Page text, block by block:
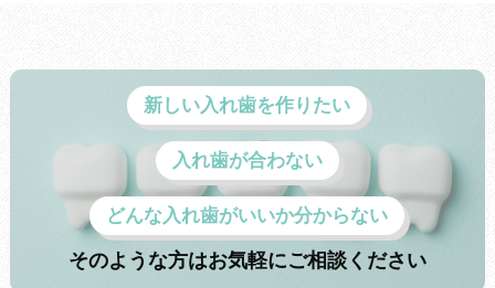
新しい入れ歯を作りたい
入れ歯が合わない
どんな入れ歯がいいか分からない
そのような方はお気軽にご相談ください